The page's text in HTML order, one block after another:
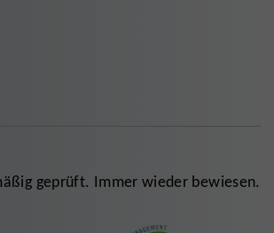
geprüft. Immer wieder bewiesen.